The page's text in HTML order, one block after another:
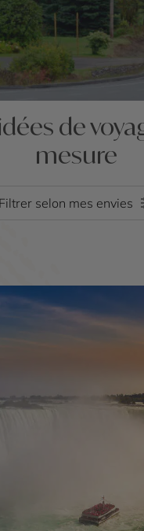
de
mesure
Filtrer selon mes envies